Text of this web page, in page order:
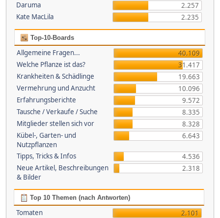
Daruma
2.257
Kate MacLila
2.235
Top-10-Boards
Allgemeine Fragen...
40.109
Welche Pflanze ist das?
31.417
Krankheiten & Schädlinge
19.663
Vermehrung und Anzucht
10.096
Erfahrungsberichte
9.572
Tausche / Verkaufe / Suche
8.335
Mitglieder stellen sich vor
8.328
Kübel-, Garten- und
Nutzpflanzen
6.643
Tipps, Tricks & Infos
4.536
Neue Artikel, Beschreibungen
& Bilder
2.318
Top 10 Themen (nach Antworten)
Tomaten
2.101